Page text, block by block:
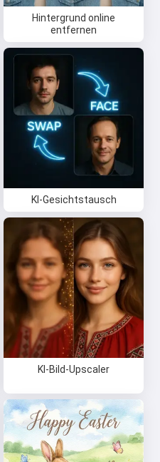
Hintergrund online
entfernen
KI-Gesichtstausch
KI-Bild-Upscaler
Gedichte
🥰